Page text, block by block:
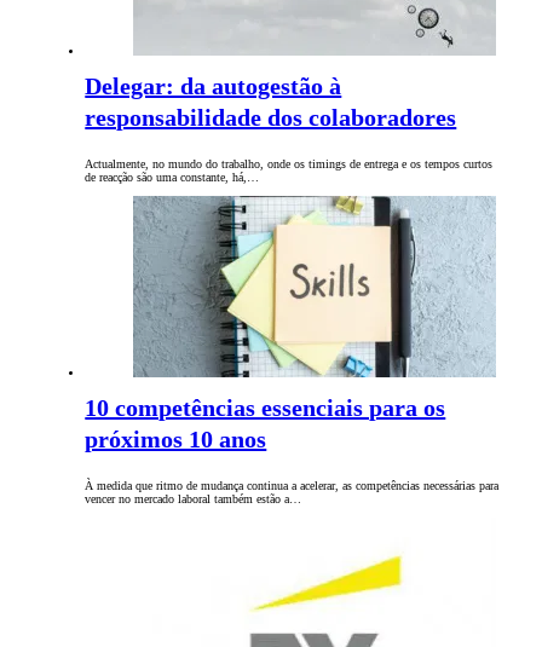
Delegar: da autogestão à
responsabilidade dos colaboradores
Actualmente, no mundo do trabalho, onde os timings de entrega e os tempos curtos
de reacção são uma constante, há,…
10 competências essenciais para os
próximos 10 anos
À medida que ritmo de mudança continua a acelerar, as competências necessárias para
vencer no mercado laboral também estão a…